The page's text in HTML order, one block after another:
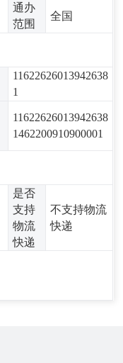
通办
范围
全国
11622626013942638
1
11622626013942638
1462200910900001
是否
支持
物流
快递
不支持物流
快递